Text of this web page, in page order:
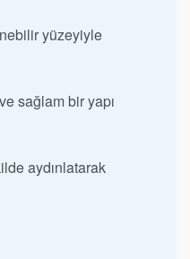
yüzeyiyle
sağlam bir yapı
aydınlatarak